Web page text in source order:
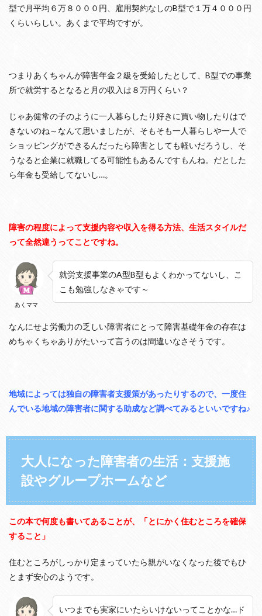
型で月平均６万８０００円、雇用契約なしのB型で１万４０００円
くらいらしい。あくまで平均ですが。
つまりあくちゃんが障害年金２級を受給したとして、B型での事業
所で就労するとなると月の収入は８万円くらい？
じゃあ健常の子のように一人暮らしたり好きに買い物したりはで
きないのね～なんて思いましたが、そもそも一人暮らしや一人で
ショッピングができるんだったら障害としても軽いだろうし、そ
うなると企業に就職してる可能性もあるんですもんね。だとした
ら年金も受給してないし…。
障害の程度によって支援内容や収入を得る方法、生活スタイルだ
って全然違うってことですね。
あくママ
就労支援事業のA型B型もよくわかってないし、こ
こも勉強しなきゃです～
なんにせよ労働力の乏しい障害者にとって障害基礎年金の存在は
めちゃくちゃありがたいって言うのは間違いなさそうです。
地域によっては独自の障害者支援策があったりするので、一度住
んでいる地域の障害者に関する助成など調べてみるといいですね♪
大人になった障害者の生活：支援施
設やグループホームなど
この本で何度も書いてあることが、「とにかく住むところを確保
すること」
住むところがしっかり定まっていたら親がいなくなった後でもひ
とまず安心のようです。
いつまでも実家にいたらいけないってことかな…ド